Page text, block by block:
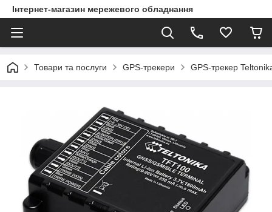
Інтернет-магазин мережевого обладнання
Товари та послуги GPS-трекери GPS-трекер